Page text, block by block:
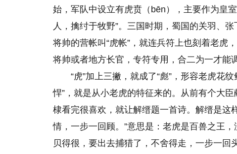
始，军队中设立有虎贲（bēn），主要作为皇
人，擒纣于牧野”。三国时期，蜀国的关羽、
将帅的营帐叫“虎帐”，就连兵符上也刻着老虎
将帅或者地方长官，专符专用，合二为一才能
“虎”加上三撇，就成了“彪”，形容老虎花
悍”，就是从小老虎的特征来的。从前有个大
棣看完很喜欢，就让解缙题一首诗。解缙是这
情，一步一回顾。”意思是：老虎是百兽之王
贝得很，要出去捕猎了，不舍得走，一步一回